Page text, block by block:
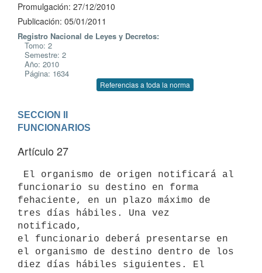
Promulgación: 27/12/2010
Publicación: 05/01/2011
Registro Nacional de Leyes y Decretos:
Tomo: 2
Semestre: 2
Año: 2010
Página: 1634
Referencias a toda la norma
SECCION II
FUNCIONARIOS
Artículo 27
funcionario su destino en forma
fehaciente, en un plazo máximo de
tres días hábiles. Una vez
notificado,
el funcionario deberá presentarse en
el organismo de destino dentro de los
diez días hábiles siguientes. El